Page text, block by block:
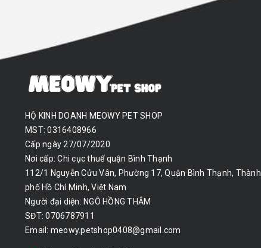
HỘ KINH DOANH MEOWY PET SHOP
MST: 0316408966
Cấp ngày 27/07/2020
Nơi cấp: Chi cục thuế quận Bình Thạnh
112/1 Nguyễn Cửu Vân, Phường 17, Quận Bình Thạnh, Thành
phố Hồ Chí Minh, Việt Nam
Người đại diện: NGÔ HỒNG THẮM
SĐT: 0706787911
Email: meowy.petshop0408@gmail.com